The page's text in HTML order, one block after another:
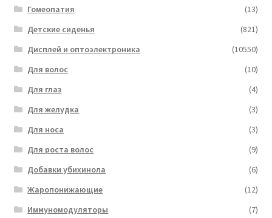
Гомеопатия
(13)
Детские сиденья
(821)
Дисплей и оптоэлектроника
(10550)
Для волос
(10)
Для глаз
(4)
Для желудка
(3)
Для носа
(3)
Для роста волос
(9)
Добавки убихинола
(6)
Жаропонижающие
(12)
Иммуномодуляторы
(7)